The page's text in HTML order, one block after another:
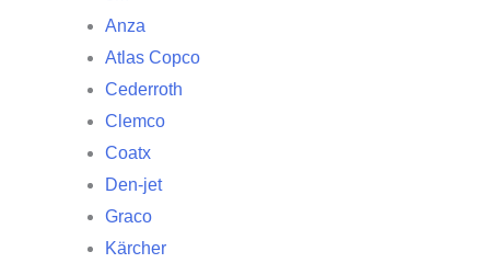
Anza
Atlas Copco
Cederroth
Clemco
Coatx
Den-jet
Graco
Kärcher